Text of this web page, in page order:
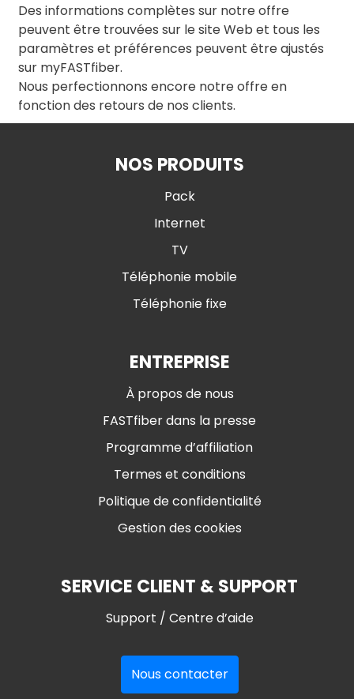
Des informations complètes sur notre offre
peuvent être trouvées sur le site Web et tous les
paramètres et préférences peuvent être ajustés
sur myFASTfiber.
Nous perfectionnons encore notre offre en
fonction des retours de nos clients.
NOS PRODUITS
Pack
Internet
TV
Téléphonie mobile
Téléphonie fixe
ENTREPRISE
À propos de nous
FASTfiber dans la presse
Programme d’affiliation
Termes et conditions
Politique de confidentialité
Gestion des cookies
SERVICE CLIENT & SUPPORT
Support / Centre d’aide
Nous contacter